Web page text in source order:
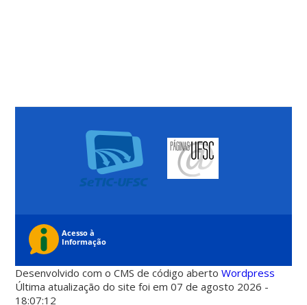
Desenvolvido com o CMS de código abertoWordpress
Última atualização do site foi em 07 de agosto 2026 -
18:07:12